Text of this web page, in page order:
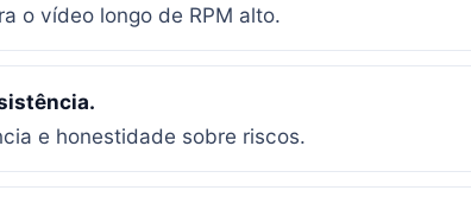
o vídeo longo de RPM alto.
e honestidade sobre riscos.